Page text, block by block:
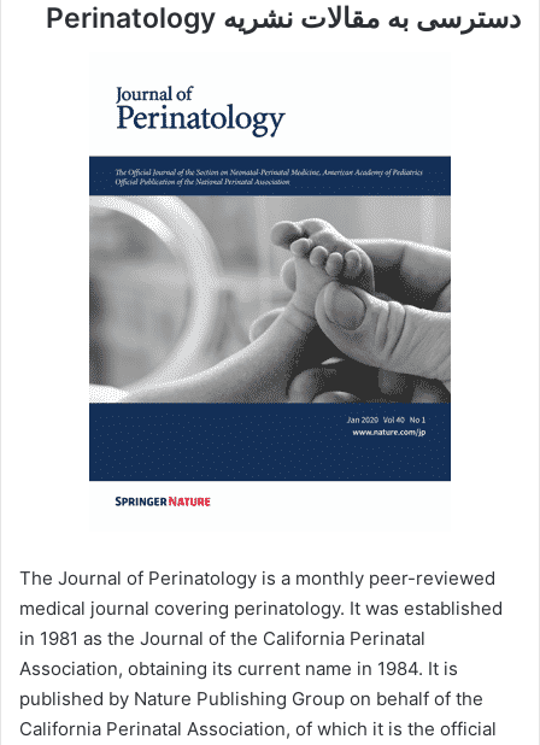
دسترسی به مقالات نشریه Perinatology
The Journal of Perinatology is a monthly peer-reviewed
medical journal covering perinatology. It was established
in 1981 as the Journal of the California Perinatal
Association, obtaining its current name in 1984. It is
published by Nature Publishing Group on behalf of the
California Perinatal Association, of which it is the official